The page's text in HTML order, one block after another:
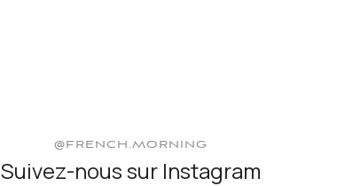
@FRENCH.MORNING
Suivez-nous sur Instagram